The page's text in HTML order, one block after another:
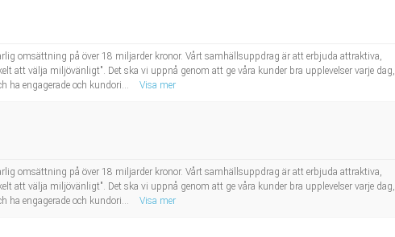
omsättning på över 18 miljarder kronor. Vårt samhällsuppdrag är att erbjuda attraktiva,
att välja miljövänligt". Det ska vi uppnå genom att ge våra kunder bra upplevelser varje dag,
ha engagerade och kundori...
Visa mer
omsättning på över 18 miljarder kronor. Vårt samhällsuppdrag är att erbjuda attraktiva,
att välja miljövänligt". Det ska vi uppnå genom att ge våra kunder bra upplevelser varje dag,
ha engagerade och kundori...
Visa mer